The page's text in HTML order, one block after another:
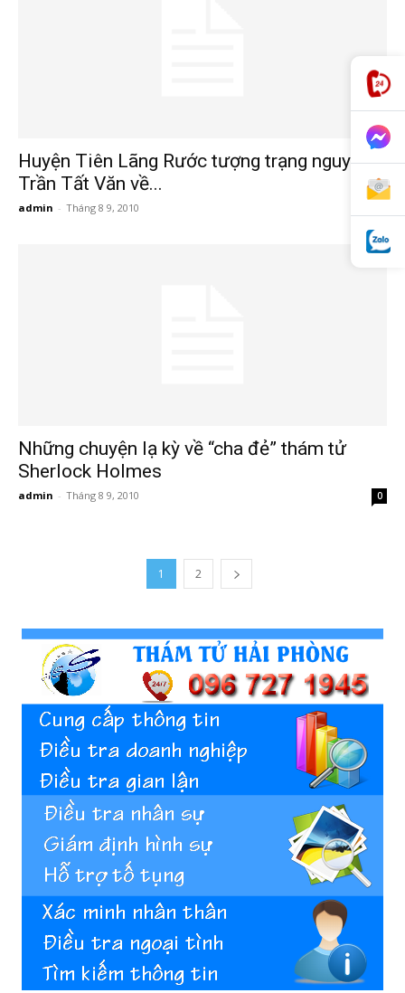
thám
Huyện Tiên Lãng Rước tượng trạng nguyên
Trần Tất Văn về...
admin - Tháng 8 9, 2010
Những chuyện lạ kỳ về “cha đẻ” thám tử
Sherlock Holmes
admin - Tháng 8 9, 2010 0
1 2